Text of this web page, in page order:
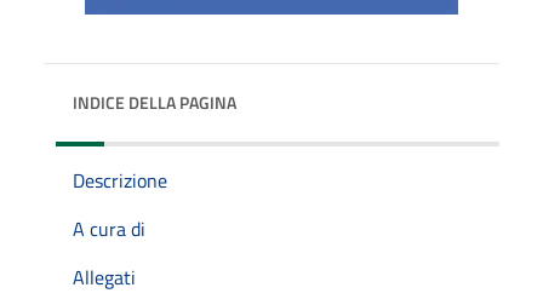
INDICE DELLA PAGINA
Descrizione
A cura di
Allegati